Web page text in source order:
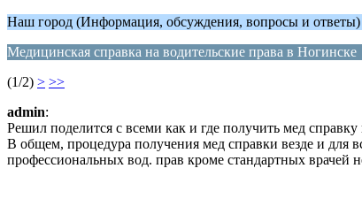
Наш город (Информация, обсуждения, вопросы и
Медицинская справка на водительские права в Ногинске
(1/2) > >>
admin:
Решил поделится с всеми как и где получить мед
В общем, процедура получения мед справки везде и для
профессиональных вод. прав кроме стандартных врачей